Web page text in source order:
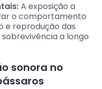
A exposição a
o comportamento
e reprodução das
a longo
sonora no